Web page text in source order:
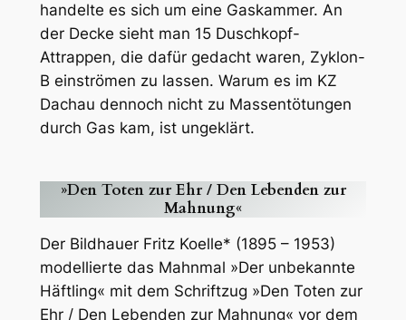
handelte es sich um eine Gaskammer. An
der Decke sieht man 15 Duschkopf-
Attrappen, die dafür gedacht waren, Zyklon-
B einströmen zu lassen. Warum es im KZ
Dachau dennoch nicht zu Massentötungen
durch Gas kam, ist ungeklärt.
»Den Toten zur Ehr / Den Lebenden zur
Mahnung«
Der Bildhauer Fritz Koelle* (1895 – 1953)
modellierte das Mahnmal »Der unbekannte
Häftling« mit dem Schriftzug »Den Toten zur
Ehr / Den Lebenden zur Mahnung« vor dem